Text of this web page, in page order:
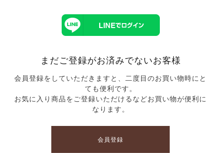
まだご登録がお済みでないお客様
会員登録をしていただきますと、二度目のお買い物時にと
ても便利です。
お気に入り商品をご登録いただけるなどお買い物が便利に
なります。
会員登録